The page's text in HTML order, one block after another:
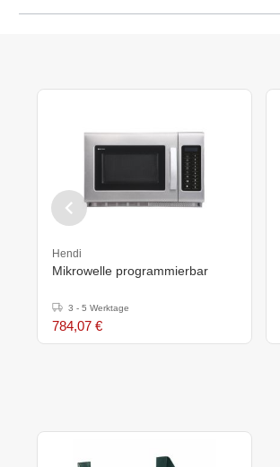
Hendi
Mikrowelle programmierbar
3 - 5 Werktage
784,07 €